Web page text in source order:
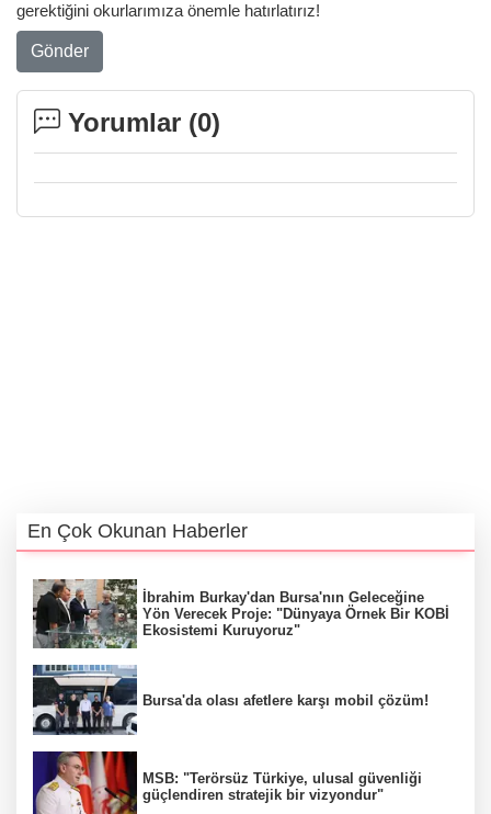
gerektiğini okurlarımıza önemle hatırlatırız!
Gönder
Yorumlar (0)
En Çok Okunan Haberler
İbrahim Burkay'dan Bursa'nın Geleceğine
Yön Verecek Proje: "Dünyaya Örnek Bir KOBİ
Ekosistemi Kuruyoruz"
Bursa'da olası afetlere karşı mobil çözüm!
MSB: "Terörsüz Türkiye, ulusal güvenliği
güçlendiren stratejik bir vizyondur"